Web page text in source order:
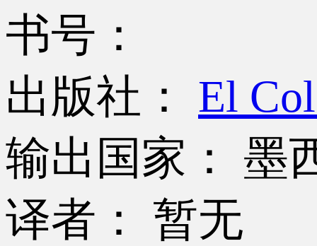
书号：
出版社： El
输出国家： 墨
译者： 暂无